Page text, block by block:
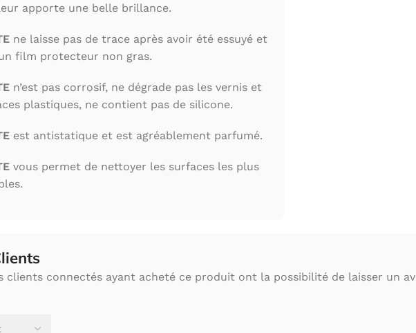
apporte une belle brillance.
ne laisse pas de trace après avoir été essuyé et
film protecteur non gras.
n’est pas corrosif, ne dégrade pas les vernis et
plastiques, ne contient pas de silicone.
est antistatique et est agréablement parfumé.
vous permet de nettoyer les surfaces les plus
clients connectés ayant acheté ce produit ont la possibilité de laisser un